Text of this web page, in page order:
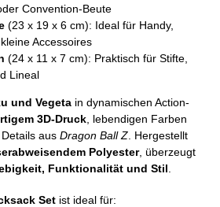
Convention-Beute
(23 x 19 x 6 cm): Ideal für Handy,
Accessoires
(24 x 11 x 7 cm): Praktisch für Stifte,
Lineal
und Vegeta in dynamischen Action-
3D-Druck , lebendigen Farben
aus Dragon Ball Z . Hergestellt
Polyester, überzeugt
Funktionalität und Stil
Set ist ideal für: